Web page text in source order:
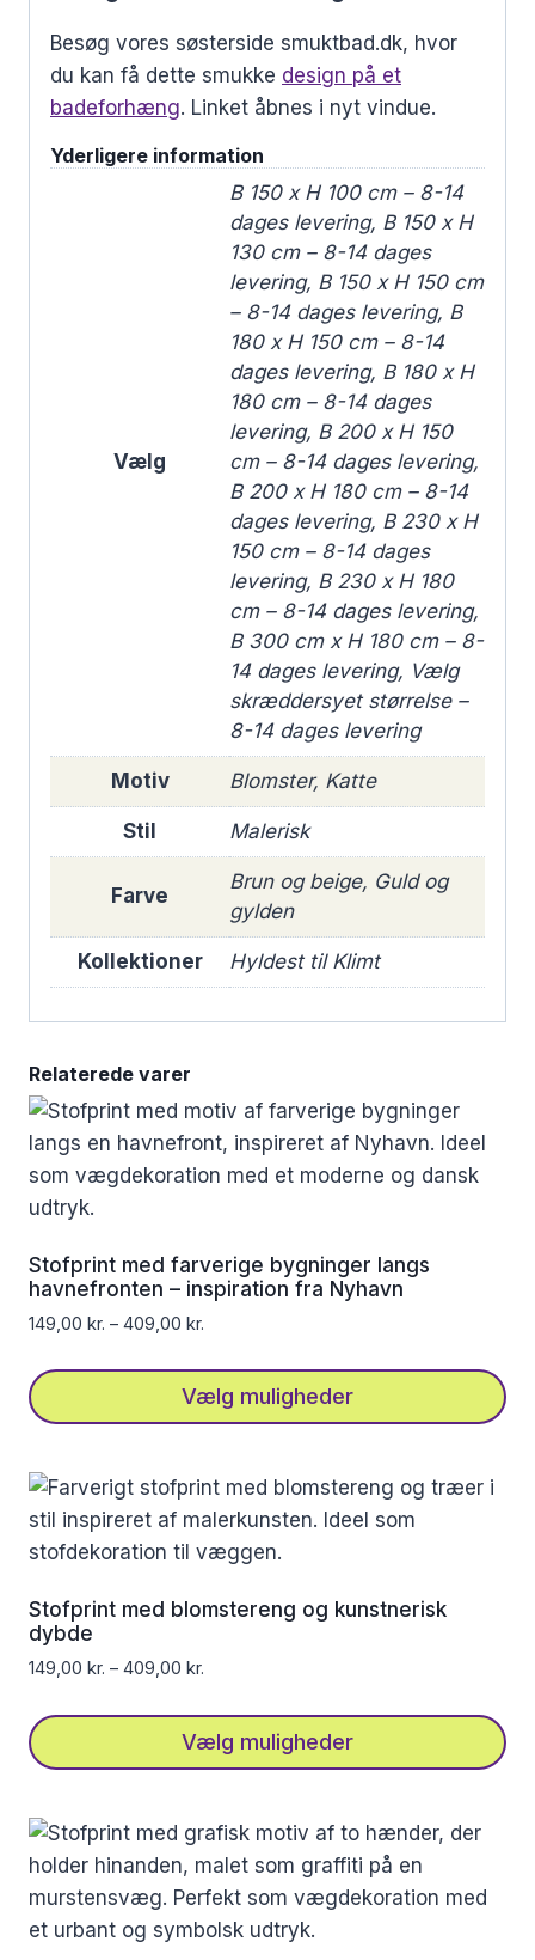
Besøg vores søsterside smuktbad.dk, hvor
du kan få dette smukke design på et
badeforhæng. Linket åbnes i nyt vindue.
Yderligere information
Vælg
B 150 x H 100 cm – 8-14
dages levering, B 150 x H
130 cm – 8-14 dages
levering, B 150 x H 150 cm
– 8-14 dages levering, B
180 x H 150 cm – 8-14
dages levering, B 180 x H
180 cm – 8-14 dages
levering, B 200 x H 150
cm – 8-14 dages levering,
B 200 x H 180 cm – 8-14
dages levering, B 230 x H
150 cm – 8-14 dages
levering, B 230 x H 180
cm – 8-14 dages levering,
B 300 cm x H 180 cm – 8-
14 dages levering, Vælg
skræddersyet størrelse –
8-14 dages levering
Motiv Blomster, Katte
Stil Malerisk
Farve
Brun og beige, Guld og
gylden
Kollektioner Hyldest til Klimt
Relaterede varer
Stofprint med farverige bygninger langs
havnefronten – inspiration fra Nyhavn
149,00 kr. – 409,00 kr.
Vælg muligheder
vare
Mulighederne
kan
vælges
varesiden
Stofprint med blomstereng og kunstnerisk
dybde
149,00 kr. – 409,00 kr.
Vælg muligheder
vare
Mulighederne